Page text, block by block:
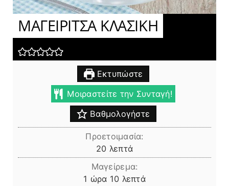
ΜΑΓΕΙΡΙΤΣΑ ΚΛΑΣΙΚΗ
Εκτυπώστε
Μοιραστείτε την Συνταγή!
Βαθμολογήστε
Προετοιμασία:
20 λεπτά
λεπτά
Μαγείρεμα:
1 ώρα
ώρα 10 λεπτά
λεπτά